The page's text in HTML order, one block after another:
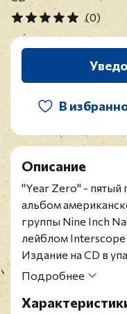
(0)
В
Описание
"Year Zero" -
альбом
группы Nine Inch
лейблом Interscope
Издание на CD в
24-страничный
исполняющая
Подробнее